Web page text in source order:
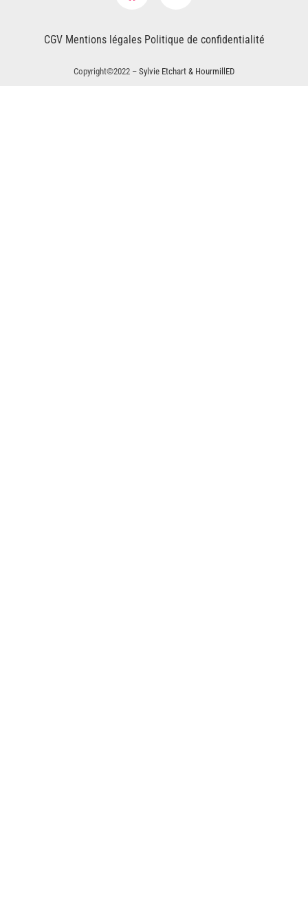
CGV Mentions légales Politique de confidentialité
Copyright©2022 – Sylvie Etchart & HourmillED